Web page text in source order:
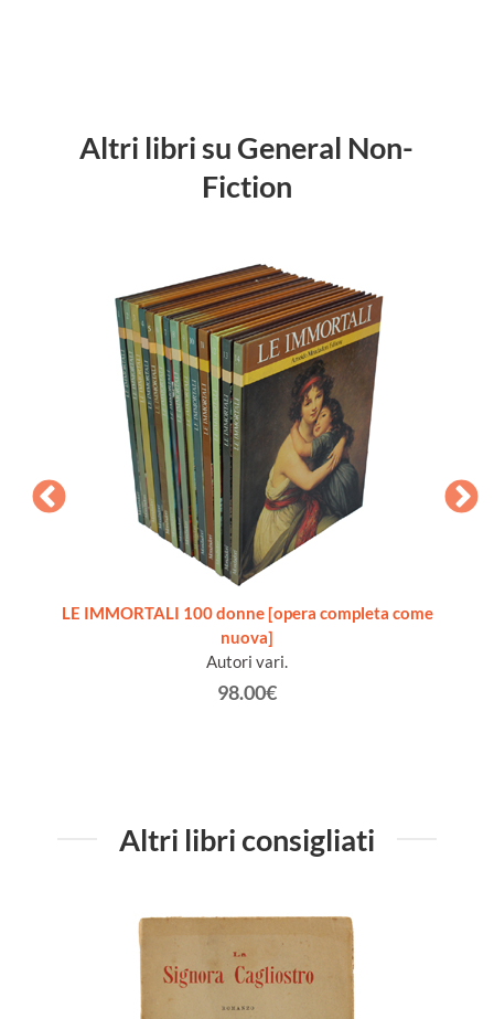
Altri libri su General Non-
Fiction
LE IMMORTALI 100 donne [opera completa come
nuova]
Autori vari.
98.00€
Altri libri consigliati